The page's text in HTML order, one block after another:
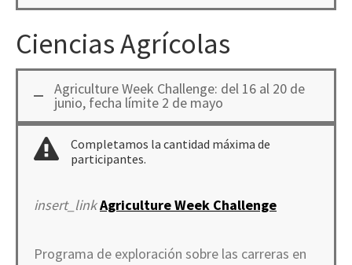
Ciencias Agrícolas
Agriculture Week Challenge: del 16 al 20 de
junio, fecha límite 2 de mayo
Completamos la cantidad máxima de
participantes.
insert_linkAgriculture Week Challenge
Programa de exploración sobre las carreras en